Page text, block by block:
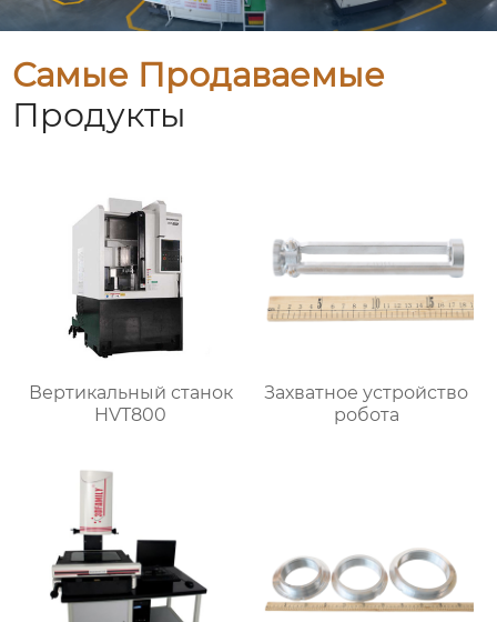
Самые Продаваемые
Продукты
Вертикальный станок
HVT800
Захватное устройство
робота